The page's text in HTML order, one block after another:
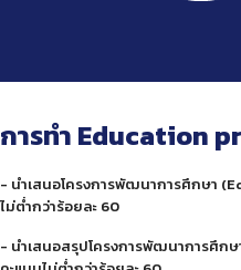
การทำ Education
- นำเสนอโครงการพัฒนาการศึกษา
ไม่ต่ำกว่าร้อยละ 60
- นำเสนอสรุปโครงการพัฒนาการศึก